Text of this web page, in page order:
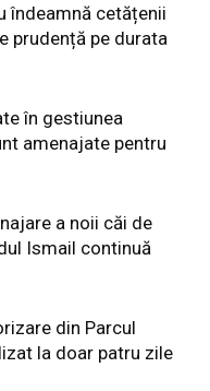
îndeamnă cetățenii
prudență pe durata
în gestiunea
amenajate pentru
a noii căi de
Ismail continuă
din Parcul
la doar patru zile